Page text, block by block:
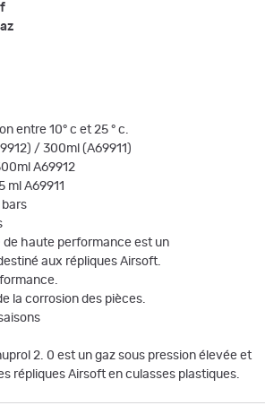
entre 10° c et 25 ° c.
/ 300ml (A69911)
A69912
ml A69911
bars
de haute performance est un
aux répliques Airsoft.
la corrosion des pièces.
2. 0 est un gaz sous pression élevée et
répliques Airsoft en culasses plastiques.